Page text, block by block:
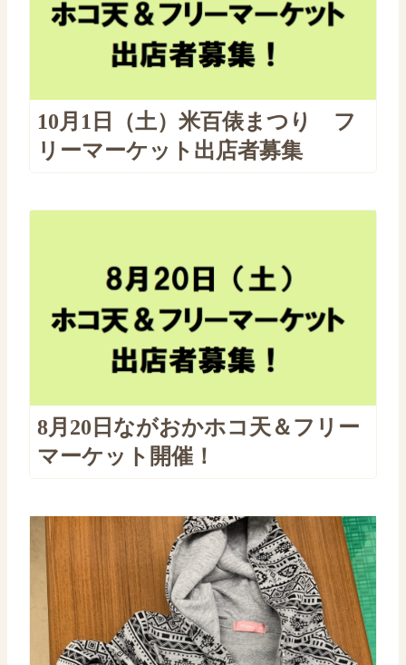
10月1日（土）米百俵まつり フ
リーマーケット出店者募集
8月20日ながおかホコ天＆フリー
マーケット開催！